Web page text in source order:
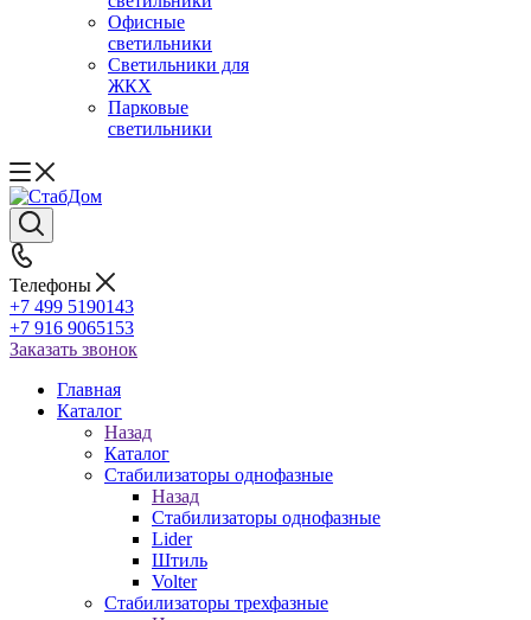
Офисные
светильники
Светильники для
ЖКХ
Парковые
светильники
Телефоны
+7 499 5190143
+7 916 9065153
Заказать звонок
Главная
Каталог
Назад
Каталог
Стабилизаторы однофазные
Назад
Стабилизаторы однофазные
Lider
Штиль
Volter
Стабилизаторы трехфазные